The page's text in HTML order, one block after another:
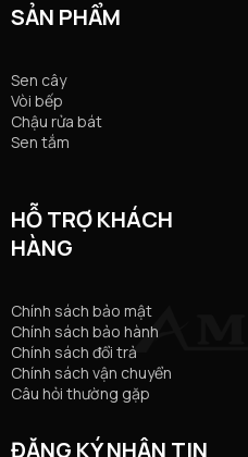
SẢN PHẨM
Sen cây
Vòi bếp
Chậu rửa bát
Sen tắm
HỖ TRỢ KHÁCH
HÀNG
Chính sách bảo mật
Chính sách bảo hành
Chính sách đổi trả
Chính sách vận chuyển
Câu hỏi thường gặp
ĐĂNG KÝ NHẬN TIN